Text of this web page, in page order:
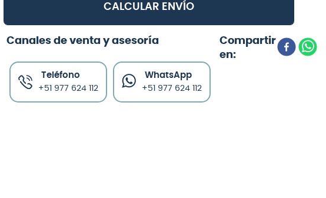
CALCULAR ENVÍO
Canales de venta y asesoría
Teléfono
+51 977 624 112
WhatsApp
+51 977 624 112